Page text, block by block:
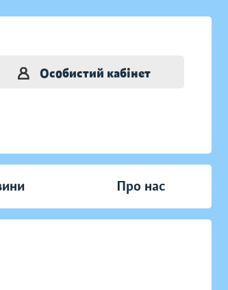
Особистий кабінет
Про нас